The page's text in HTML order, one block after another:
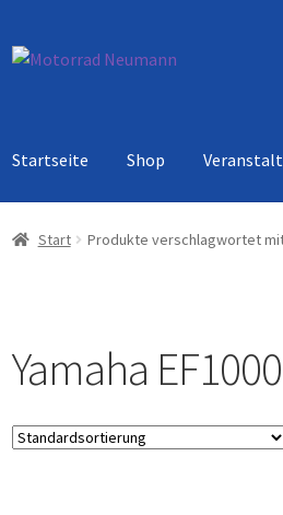
Zur
Zum
Startseite Shop
Start Produkte verschlagwortet mit
Yamaha